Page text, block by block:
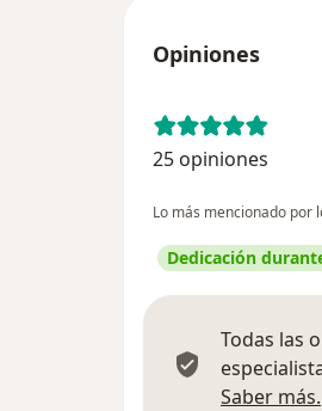
Opiniones
25 opiniones
Lo más mencionado por
Dedicación
Todas las
Saber más.